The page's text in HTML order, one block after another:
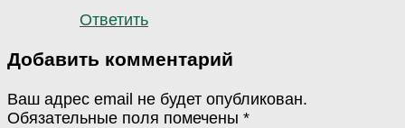
Ответить
Добавить комментарий
Ваш адрес email не будет опубликован.
Обязательные поля помечены *